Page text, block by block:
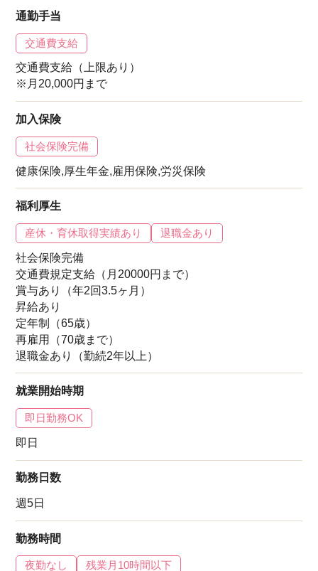
通勤手当
交通費支給
交通費支給（上限あり）
※月20,000円まで
加入保険
社会保険完備
健康保険,厚生年金,雇用保険,労災保険
福利厚生
産休・育休取得実績あり 退職金あり
社会保険完備
交通費規定支給（月20000円まで）
賞与あり（年2回3.5ヶ月）
昇給あり
定年制（65歳）
再雇用（70歳まで）
退職金あり（勤続2年以上）
就業開始時期
即日勤務OK
即日
勤務日数
週5日
勤務時間
夜勤なし 残業月10時間以下